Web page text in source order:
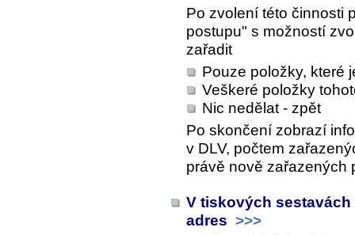
Po zvolení této činnosti
postupu" s možností
zařadit
Pouze položky, které
Veškeré položky
Nic nedělat - zpět
Po skončení zobrazí
v DLV, počtem
právě nově zařazených
V tiskových
adres >>>